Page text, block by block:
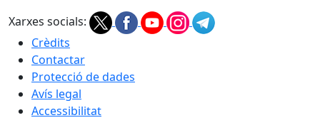
Xarxes socials:
Crèdits
Contactar
Protecció de dades
Avís legal
Accessibilitat